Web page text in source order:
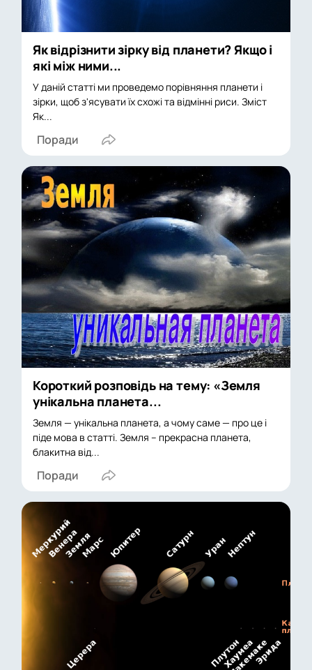
Як відрізнити зірку від планети? Якщо і
які між ними...
У даній статті ми проведемо порівняння планети і
зірки, щоб з'ясувати їх схожі та відмінні риси. Зміст
Як...
Поради
Короткий розповідь на тему: «Земля
унікальна планета...
Земля — унікальна планета, а чому саме — про це і
піде мова в статті. Земля – прекрасна планета,
блакитна від...
Поради